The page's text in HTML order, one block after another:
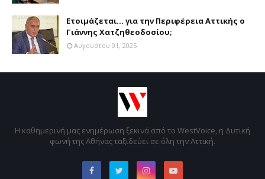
Ετοιμάζεται... για την Περιφέρεια Αττικής ο
Γιάννης Χατζηθεοδοσίου;
Αυγούστου 01, 2025
Η καθημερινή μας ενημέρωση ξεκινά από το WestVoice, η Δυτική
φωνή της Αθήνας ταξιδεύει σε όλη την Αττική.